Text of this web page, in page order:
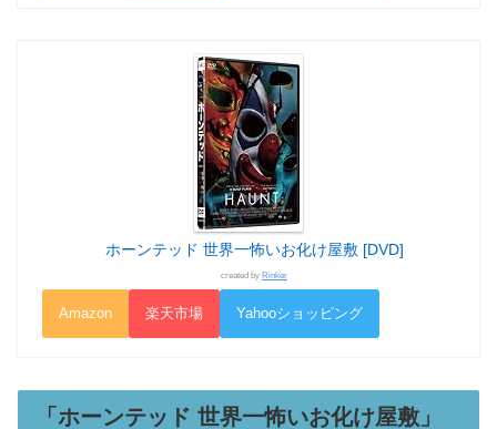
ホーンテッド 世界一怖いお化け屋敷 [DVD]
created by Rinker
Amazon 楽天市場 Yahooショッピング
「ホーンテッド 世界一怖いお化け屋敷」